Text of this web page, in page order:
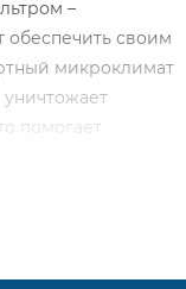
–
обеспечить своим
микроклимат
помогает